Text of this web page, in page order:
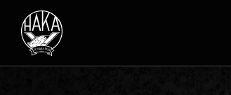
Siirry sisältöön